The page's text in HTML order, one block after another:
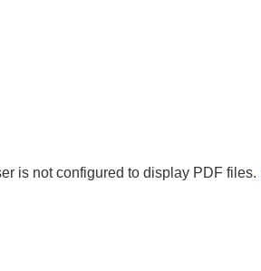
is not configured to display PDF files.